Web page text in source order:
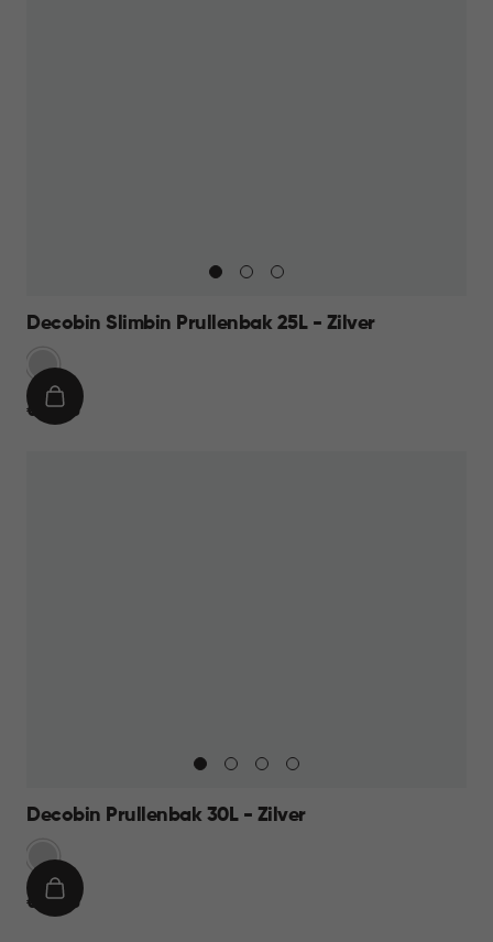
Decobin Slimbin Prullenbak 25L - Zilver
€
€ 39,95
IN
Decobin Prullenbak 30L - Zilver
€
€ 39,95
IN